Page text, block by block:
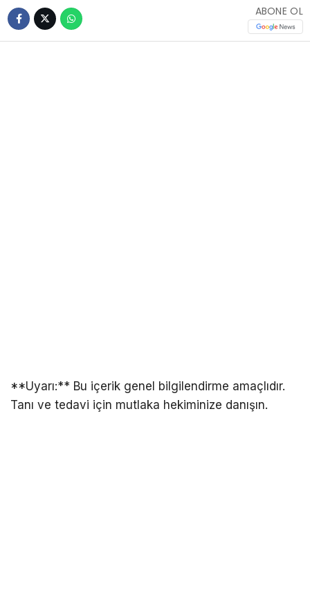
ABONE OL
**Uyarı:** Bu içerik genel bilgilendirme amaçlıdır.
Tanı ve tedavi için mutlaka hekiminize danışın.